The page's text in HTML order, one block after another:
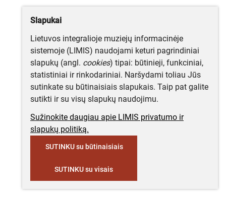
Slapukai
Lietuvos integralioje muziejų informacinėje
sistemoje (LIMIS) naudojami keturi pagrindiniai
slapukų (angl. cookies) tipai: būtinieji, funkciniai,
statistiniai ir rinkodariniai. Naršydami toliau Jūs
sutinkate su būtinaisiais slapukais. Taip pat galite
sutikti ir su visų slapukų naudojimu.
Sužinokite daugiau apie LIMIS privatumo ir
slapukų politiką.
SUTINKU su būtinaisiais
SUTINKU su visais